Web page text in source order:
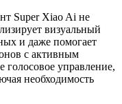
Super Xiao Ai не
визуальный
и даже помогает
с активным
голосовое управление,
необходимость